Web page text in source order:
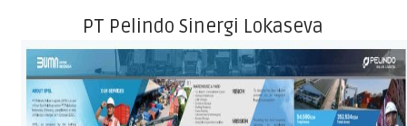
PT Pelindo Sinergi Lokaseva